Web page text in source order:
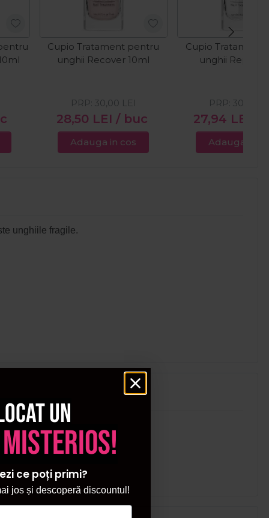
Cupio Tratament pentru
unghii Recover 10ml
28,50 LEI / buc
PRP: 30,00 LEI
Adauga in cos
Cupio Tratament
unghii Repair
27,94 LEI
PRP: 30,00
Adauga in
unghiile fragile.
un
ce poți primi?
jos și descoperă discountul!